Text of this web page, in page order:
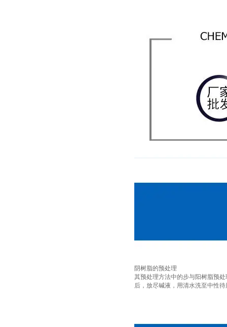
阴树脂的预处理
其预处理方法中的步与阳树脂预
后，放尽碱液，用清水洗至中性待